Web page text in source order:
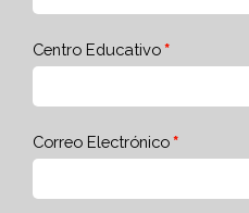
Centro Educativo
Correo Electrónico